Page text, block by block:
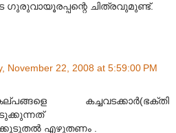
ചിത്രവുമുണ്ട്.
November 22, 2008 at 5:59:00 PM
കച്ചവടക്കാര്‍(ഭക്തി
എഴുതണം ​.